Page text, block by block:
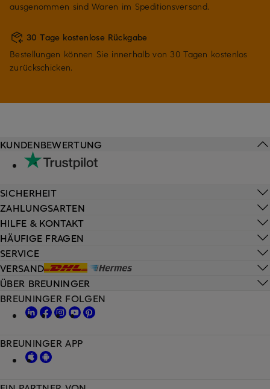
ausgenommen sind Waren im Speditionsversand.
30 Tage kostenlose Rückgabe
Bestellungen können Sie innerhalb von 30 Tagen kostenlos
zurückschicken.
HILFE & KONTAKT
HÄUFIGE FRAGEN
SERVICE
VERSAND
KUNDENBEWERTUNG
SICHERHEIT
ZAHLUNGSARTEN
ÜBER BREUNINGER
BREUNINGER FOLGEN
BREUNINGER APP